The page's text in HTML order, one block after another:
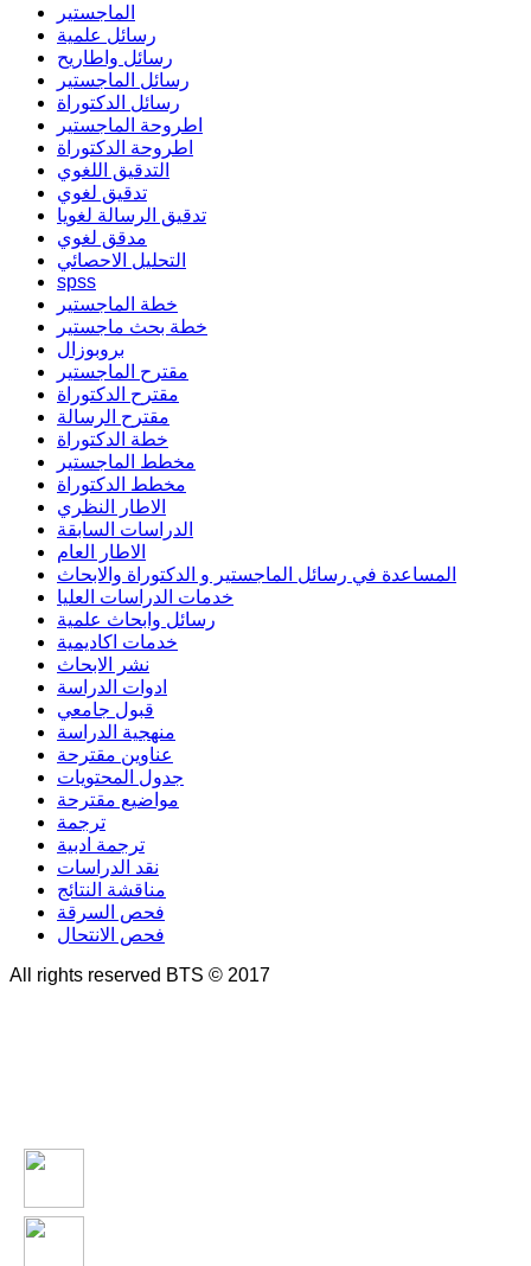
الماجستير
رسائل علمية
رسائل واطاريح
رسائل الماجستير
رسائل الدكتوراة
اطروحة الماجستير
اطروحة الدكتوراة
التدقيق اللغوي
تدقيق لغوي
تدقيق الرسالة لغويا
مدقق لغوي
التحليل الاحصائي
spss
خطة الماجستير
خطة بحث ماجستير
بروبوزال
مقترح الماجستير
مقترح الدكتوراة
مقترح الرسالة
خطة الدكتوراة
مخطط الماجستير
مخطط الدكتوراة
الاطار النظري
الدراسات السابقة
الاطار العام
المساعدة في رسائل الماجستير و الدكتوراة والابحاث
خدمات الدراسات العليا
رسائل وابحاث علمية
خدمات اكاديمية
نشر الابحاث
ادوات الدراسة
قبول جامعي
منهجية الدراسة
عناوين مقترحة
جدول المحتويات
مواضيع مقترحة
ترجمة
ترجمة ادبية
نقد الدراسات
مناقشة النتائج
فحص السرقة
فحص الانتحال
All rights reserved BTS © 2017